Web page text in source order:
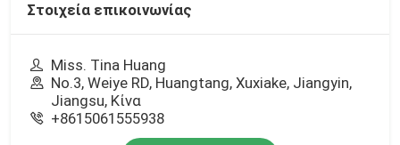
Στοιχεία επικοινωνίας
Miss. Tina Huang
No.3, Weiye RD, Huangtang, Xuxiake, Jiangyin,
Jiangsu, Κίνα
+8615061555938